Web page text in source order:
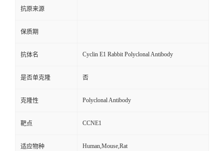
抗原来源
保质期
抗体名 Cyclin E1 Rabbit Polyclonal Antibody
是否单克隆 否
克隆性 Polyclonal Antibody
靶点 CCNE1
适应物种 Human,Mouse,Rat